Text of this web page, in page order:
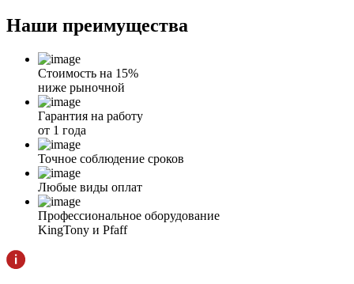
Наши преимущества
Стоимость на 15%
ниже рыночной
Гарантия на работу
от 1 года
Точное соблюдение сроков
Любые виды оплат
Профессиональное оборудование
KingTony и Pfaff